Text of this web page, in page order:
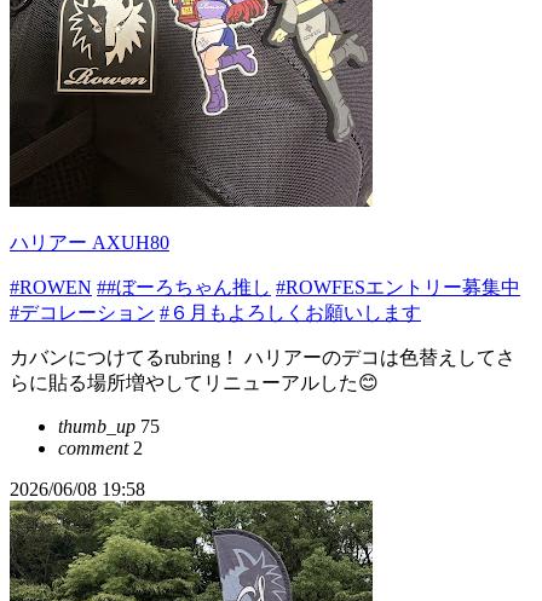
ハリアー AXUH80
#ROWEN ##ぼーろちゃん推し #ROWFESエントリー募集中
#デコレーション #６月もよろしくお願いします
カバンにつけてるrubring！ ハリアーのデコは色替えしてさ
らに貼る場所増やしてリニューアルした😊
thumb_up 75
comment2
2026/06/08 19:58